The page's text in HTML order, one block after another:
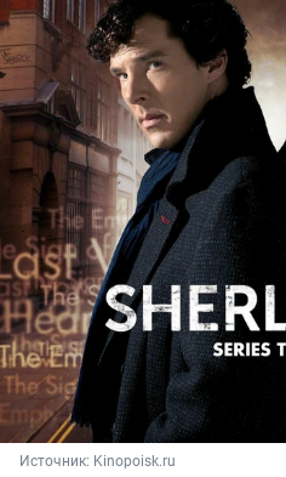
Источник: Kinopoisk.ru